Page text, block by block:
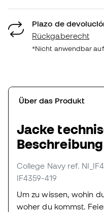
Plazo de
Rückgaberecht
*Nicht anwendbar
Über das Produkt
Jacke
Beschreibung
College Navy ref.
IF4359-419
Um zu wissen, wohin
woher du kommst.